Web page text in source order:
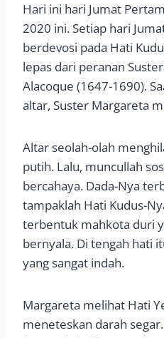
Hari ini hari Jumat
2020 ini. Setiap hari
berdevosi pada Hati
lepas dari peranan
Alacoque (1647-1690).
altar, Suster Margareta
Altar seolah-olah
putih. Lalu, muncullah
bercahaya. Dada-Nya
tampaklah Hati Kudus-
terbentuk mahkota duri
bernyala. Di tengah hati
yang sangat indah.
Margareta melihat Hati
meneteskan darah